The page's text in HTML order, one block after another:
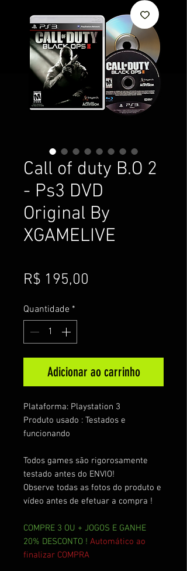
Call of duty B.O 2
- Ps3 DVD
Original By
XGAMELIVE
R$ 195,00
Quantidade *
Adicionar ao carrinho
Plataforma: Playstation 3
Produto usado : Testados e
funcionando
Todos games são rigorosamente
testado antes do ENVIO!
Observe todas as fotos do produto e
vídeo antes de efetuar a compra !
COMPRE 3 OU + JOGOS E GANHE
20% DESCONTO ! Automático ao
finalizar COMPRA